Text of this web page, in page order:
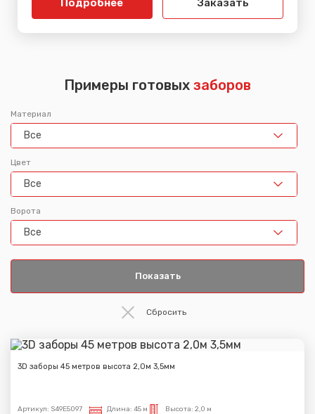
Примеры готовых заборов
Материал
Все
Цвет
Все
Ворота
Все
3D заборы 45 метров высота 2,0м 3,5мм
Артикул: S49E5097 Длина: 45 м Высота: 2,0 м